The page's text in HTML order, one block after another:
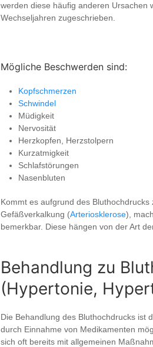
werden diese häufig anderen Ursachen
Wechseljahren zugeschrieben.
Mögliche Beschwerden sind:
Kopfschmerzen
Schwindel
Müdigkeit
Nervosität
Herzkopfen, Herzstolpern
Kurzatmigkeit
Schlafstörungen
Nasenbluten
Kommt es aufgrund des
Gefäßverkalkung (Arteriosklerose),
bemerkbar. Diese hängen von der Art
Behandlung zu
(Hypertonie,
Die Behandlung des Bluthochdrucks ist
durch Einnahme von Medikamenten
sich oft bereits mit allgemeinen